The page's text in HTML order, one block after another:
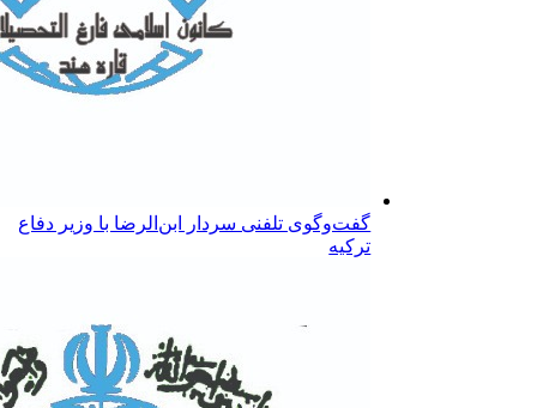
گفت‌وگوی تلفنی سردار ابن‌الرضا با وزیر دفاع
ترکیه